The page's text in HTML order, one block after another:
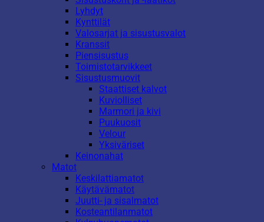
Lyhdyt
Kynttilät
Valosarjat ja sisustusvalot
Kranssit
Piensisustus
Toimistotarvikkeet
Sisustusmuovit
Staattiset kalvot
Kuviolliset
Marmori ja kivi
Puukuosit
Velour
Yksiväriset
Keinonahat
Matot
Keskilattiamatot
Käytävämatot
Juutti- ja sisalmatot
Kosteantilanmatot